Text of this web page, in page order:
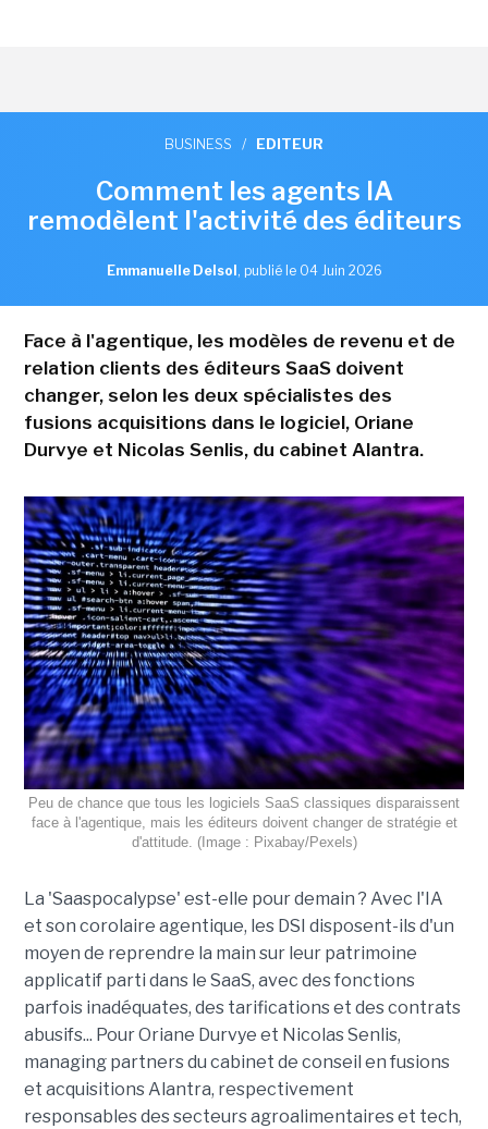
BUSINESS / EDITEUR
Comment les agents IA
remodèlent l'activité des éditeurs
Emmanuelle Delsol , publié le 04 Juin 2026
Face à l'agentique, les modèles de revenu et de
relation clients des éditeurs SaaS doivent
changer, selon les deux spécialistes des
fusions acquisitions dans le logiciel, Oriane
Durvye et Nicolas Senlis, du cabinet Alantra.
Peu de chance que tous les logiciels SaaS classiques disparaissent
face à l'agentique, mais les éditeurs doivent changer de stratégie et
d'attitude. (Image : Pixabay/Pexels)
La 'Saaspocalypse' est-elle pour demain ? Avec l'IA
et son corolaire agentique, les DSI disposent-ils d'un
moyen de reprendre la main sur leur patrimoine
applicatif parti dans le SaaS, avec des fonctions
parfois inadéquates, des tarifications et des contrats
abusifs... Pour Oriane Durvye et Nicolas Senlis,
managing partners du cabinet de conseil en fusions
et acquisitions Alantra, respectivement
responsables des secteurs agroalimentaires et tech,